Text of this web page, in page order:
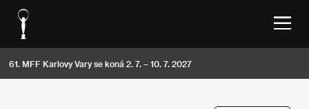
61. MFF Karlovy Vary se koná 2. 7. – 10. 7. 2027